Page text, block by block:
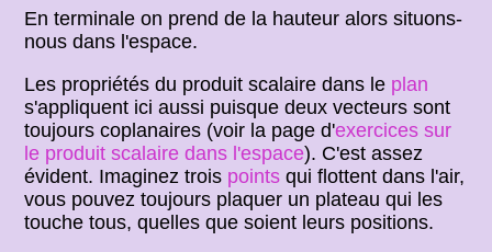
En terminale on prend de la hauteur alors situons-
nous dans l'espace.
Les propriétés du produit scalaire dans le plan
s'appliquent ici aussi puisque deux vecteurs sont
toujours coplanaires (voir la page d'exercices sur
le produit scalaire dans l'espace). C'est assez
évident. Imaginez trois points qui flottent dans l'air,
vous pouvez toujours plaquer un plateau qui les
touche tous, quelles que soient leurs positions.